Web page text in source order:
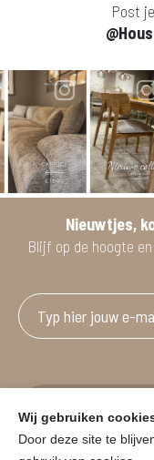
Post
Nieuwtjes,
Blijf op de hoogte
vanaf
Wij gebruiken
Door deze site te